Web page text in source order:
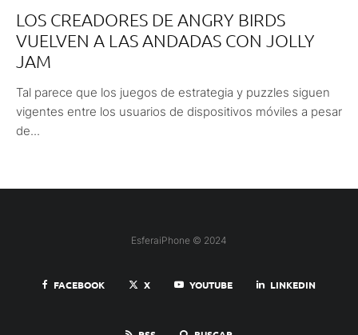
LOS CREADORES DE ANGRY BIRDS
VUELVEN A LAS ANDADAS CON JOLLY
JAM
Tal parece que los juegos de estrategia y puzzles siguen
vigentes entre los usuarios de dispositivos móviles a pesar
de...
EsferaiPhone © 2024
FACEBOOK X YOUTUBE LINKEDIN